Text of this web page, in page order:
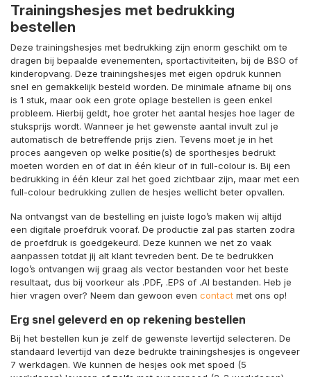
Trainingshesjes met bedrukking
bestellen
Deze trainingshesjes met bedrukking zijn enorm geschikt om te
dragen bij bepaalde evenementen, sportactiviteiten, bij de BSO of
kinderopvang. Deze trainingshesjes met eigen opdruk kunnen
snel en gemakkelijk besteld worden. De minimale afname bij ons
is 1 stuk, maar ook een grote oplage bestellen is geen enkel
probleem. Hierbij geldt, hoe groter het aantal hesjes hoe lager de
stuksprijs wordt. Wanneer je het gewenste aantal invult zul je
automatisch de betreffende prijs zien. Tevens moet je in het
proces aangeven op welke positie(s) de sporthesjes bedrukt
moeten worden en of dat in één kleur of in full-colour is. Bij een
bedrukking in één kleur zal het goed zichtbaar zijn, maar met een
full-colour bedrukking zullen de hesjes wellicht beter opvallen.
Na ontvangst van de bestelling en juiste logo’s maken wij altijd
een digitale proefdruk vooraf. De productie zal pas starten zodra
de proefdruk is goedgekeurd. Deze kunnen we net zo vaak
aanpassen totdat jij alt klant tevreden bent. De te bedrukken
logo’s ontvangen wij graag als vector bestanden voor het beste
resultaat, dus bij voorkeur als .PDF, .EPS of .AI bestanden. Heb je
hier vragen over? Neem dan gewoon even contact met ons op!
Erg snel geleverd en op rekening bestellen
Bij het bestellen kun je zelf de gewenste levertijd selecteren. De
standaard levertijd van deze bedrukte trainingshesjes is ongeveer
7 werkdagen. We kunnen de hesjes ook met spoed (5